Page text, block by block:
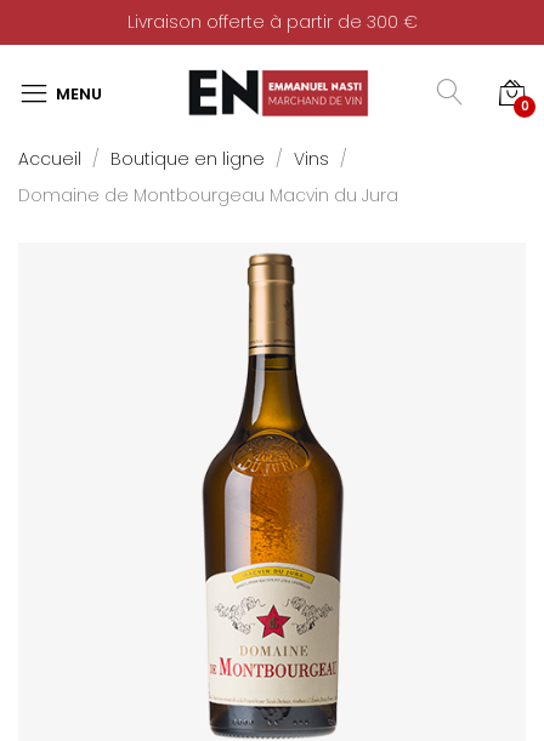
Livraison offerte à partir de 300 €
0
Accueil Boutique en ligne
Vins
Domaine de Montbourgeau Macvin du Jura